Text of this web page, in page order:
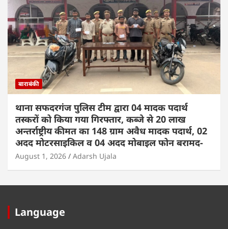
बाराबंकी
थाना सफदरगंज पुलिस टीम द्वारा 04 मादक पदार्थ
तस्करों को किया गया गिरफ्तार, कब्जे से 20 लाख
अन्तर्राष्ट्रीय कीमत का 148 ग्राम अवैध मादक पदार्थ, 02
अदद मोटरसाइकिल व 04 अदद मोबाइल फोन बरामद-
August 1, 2026 Adarsh Ujala
Language